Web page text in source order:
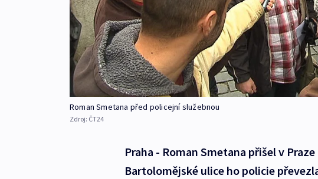
Roman Smetana před policejní služebnou
Zdroj: ČT24
Praha - Roman Smetana přišel v
Bartolomějské ulice ho policie